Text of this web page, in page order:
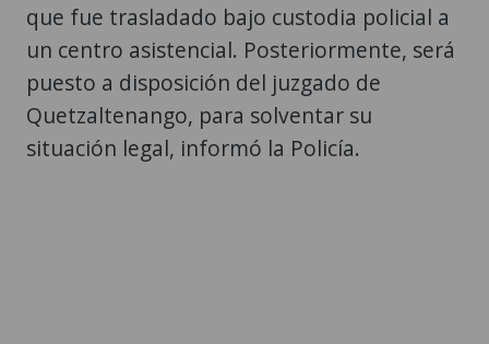
que fue trasladado bajo custodia policial a
un centro asistencial. Posteriormente, será
puesto a disposición del juzgado de
Quetzaltenango, para solventar su
situación legal, informó la Policía.